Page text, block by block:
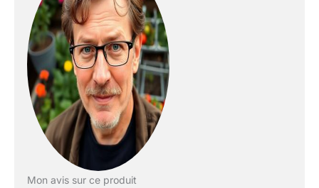
Normes NF et CE
Mon avis sur ce produit